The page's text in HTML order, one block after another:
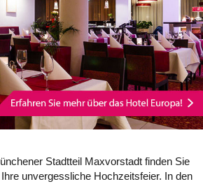
Stadtteil Maxvorstadt finden Sie
unvergessliche Hochzeitsfeier. In den